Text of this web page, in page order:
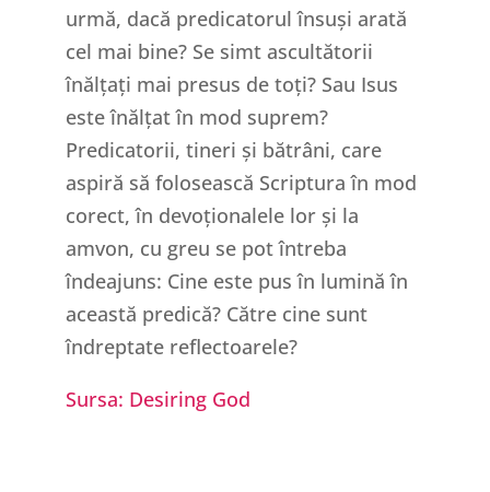
urmă, dacă predicatorul însuși arată
cel mai bine? Se simt ascultătorii
înălțați mai presus de toți? Sau Isus
este înălțat în mod suprem?
Predicatorii, tineri și bătrâni, care
aspiră să folosească Scriptura în mod
corect, în devoționalele lor și la
amvon, cu greu se pot întreba
îndeajuns: Cine este pus în lumină în
această predică? Către cine sunt
îndreptate reflectoarele?
Sursa: Desiring God